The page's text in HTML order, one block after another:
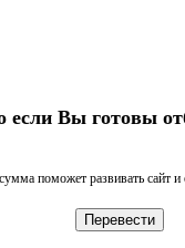
Вы готовы
поможет развивать сайт и
Перевести